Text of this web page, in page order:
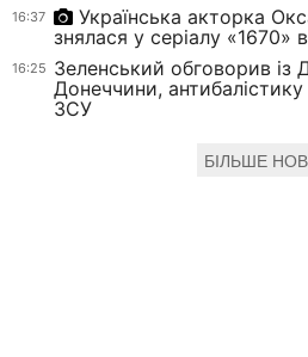
16:37
Українська акторка
знялася у серіалу «1670»
16:25 Зеленський обговорив із
Донеччини,
ЗСУ
БІЛЬШЕ